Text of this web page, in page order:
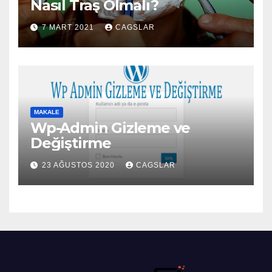
Nasıl Traş Olmalı?
7 MART 2021 CAGSLAR
MAKALE
Wp-Admin Gizleme ve
Değiştirme
23 AĞUSTOS 2020 CAGSLAR